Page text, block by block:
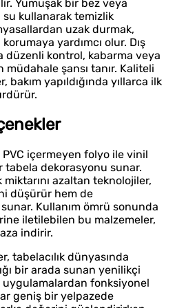
Yumuşak bir bez veya
kullanarak temizlik
uzak durmak,
yardımcı olur. Dış
düzenli kontrol, kabarma veya
şansı tanır. Kaliteli
yapıldığında yıllarca ilk
içermeyen folyo ile vinil
dekorasyonu sunar.
azaltan teknolojiler,
düşürür hem de
Kullanım ömrü sonunda
iletilebilen bu malzemeler,
indirir.
tabelacılık dünyasında
bir arada sunan yenilikçi
fonksiyonel
geniş bir yelpazede